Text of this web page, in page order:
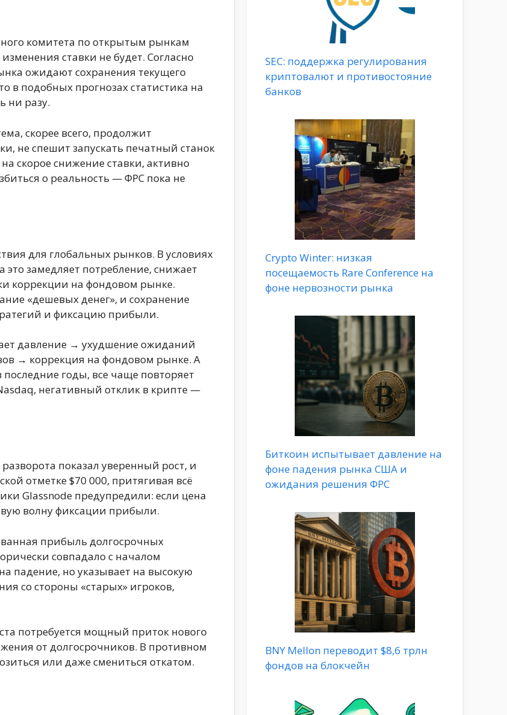
комитета по открытым рынкам
ставки не будет. Согласно
ожидают сохранения текущего
в подобных прогнозах статистика на
ни разу.
скорее всего, продолжит
не спешит запускать печатный станок
скорое снижение ставки, активно
о реальность — ФРС пока не
для глобальных рынков. В условиях
замедляет потребление, снижает
коррекции на фондовом рынке.
«дешевых денег», и сохранение
и фиксацию прибыли.
давление → ухудшение ожиданий
→ коррекция на фондовом рынке. А
годы, все чаще повторяет
негативный отклик в крипте —
показал уверенный рост, и
отметке $70 000, притягивая всё
Glassnode предупредили: если цена
волну фиксации прибыли.
прибыль долгосрочных
совпадало с началом
падение, но указывает на высокую
со стороны «старых» игроков,
потребуется мощный приток нового
от долгосрочников. В противном
или даже смениться откатом.
SEC: поддержка регулирования
криптовалют и противостояние
банков
Crypto Winter: низкая
посещаемость Rare Conference на
фоне нервозности рынка
Биткоин испытывает давление на
фоне падения рынка США и
ожидания решения ФРС
BNY Mellon переводит $8,6 трлн
фондов на блокчейн